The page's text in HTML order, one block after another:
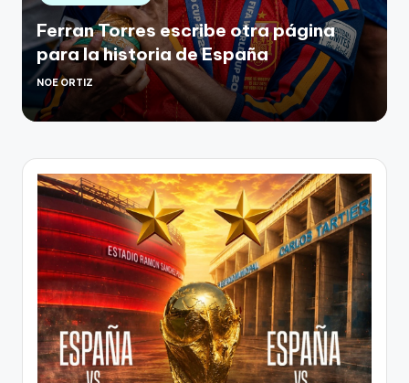
Ferran Torres escribe otra página
para la historia de España
NOE ORTIZ